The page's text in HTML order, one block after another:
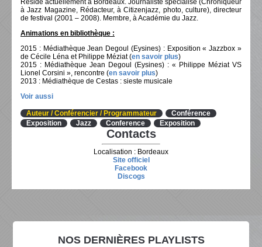
NOS DERNIÈRES PLAYLISTS
Réside actuellement à Bordeaux. Journaliste spécialisé (Chroniqueur
à Jazz Magazine, Rédacteur, à Citizenjazz, photo, culture), directeur
de festival (2001 – 2008). Membre, à Académie du Jazz.
Animations en bibliothèque :
2015 : Médiathèque Jean Degoul (Eysines) : Exposition « Jazzbox »
de Cécile Léna et Philippe Méziat (en savoir plus)
2015 : Médiathèque Jean Degoul (Eysines) : « Philippe Méziat VS
Lionel Corsini », rencontre (en savoir plus)
2013 : Médiathèque de Cestas : sieste musicale
Voir aussi
Auteur / Conférencier / Programmateur
Conférence
Exposition
Jazz Conference Exposition
Contacts
Localisation : Bordeaux
Site officiel
Facebook
Discogs